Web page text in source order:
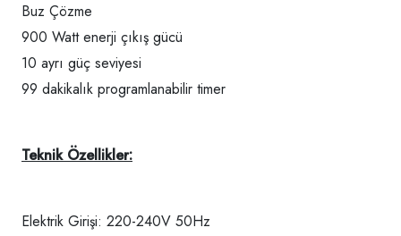
Buz Çözme
900 Watt enerji çıkış gücü
10 ayrı güç seviyesi
99 dakikalık programlanabilir timer
Teknik Özellikler:
Elektrik Girişi: 220-240V 50Hz